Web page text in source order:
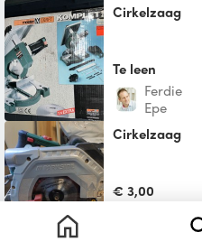
Cirkelzaag
Te leen
Ferdie
Epe
Cirkelzaag
€ 3,00
Deventer